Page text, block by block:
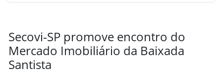
Secovi-SP promove encontro do
Mercado Imobiliário da Baixada
Santista